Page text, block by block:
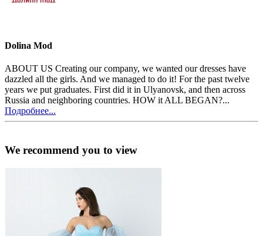
Dolina Mod
ABOUT US Creating our company, we wanted our dresses have
dazzled all the girls. And we managed to do it! For the past twelve
years we put graduates. First did it in Ulyanovsk, and then across
Russia and neighboring countries. HOW it ALL BEGAN?...
Подробнее...
We recommend you to view